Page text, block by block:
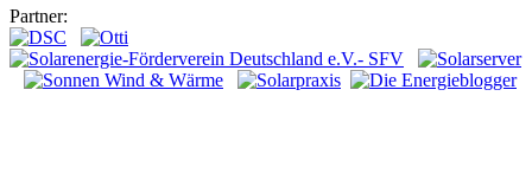
Partner: